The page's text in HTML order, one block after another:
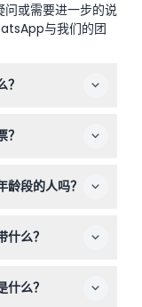
问或需要进一步的说
与我们的团
时到达，以充分
作即可。
段的人吗？
么？
活动身体以探索
么？